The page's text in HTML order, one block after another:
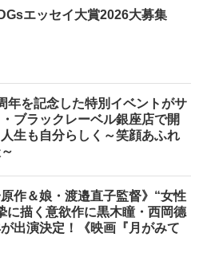
エッセイ大賞2026大募集
年を記念した特別イベントがサ
ブラックレーベル銀座店で開
生も自分らしく～笑顔あふれ
原作＆娘・渡邉直子監督》“女性
に描く意欲作に黒木瞳・西岡德
出演決定！《映画『月がみて